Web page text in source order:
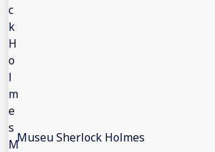
Museu Sherlock Holmes